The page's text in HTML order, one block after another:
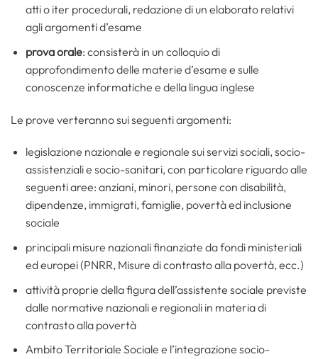
atti o iter procedurali, redazione di un elaborato relativi
agli argomenti d’esame
prova orale: consisterà in un colloquio di
approfondimento delle materie d’esame e sulle
conoscenze informatiche e della lingua inglese
Le prove verteranno sui seguenti argomenti:
legislazione nazionale e regionale sui servizi sociali, socio-
assistenziali e socio-sanitari, con particolare riguardo alle
seguenti aree: anziani, minori, persone con disabilità,
dipendenze, immigrati, famiglie, povertà ed inclusione
sociale
principali misure nazionali finanziate da fondi ministeriali
ed europei (PNRR, Misure di contrasto alla povertà, ecc.)
attività proprie della figura dell’assistente sociale previste
dalle normative nazionali e regionali in materia di
contrasto alla povertà
Ambito Territoriale Sociale e l’integrazione socio-